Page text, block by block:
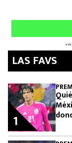
LAS FAVS
1